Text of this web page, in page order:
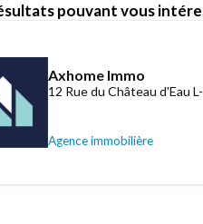
pouvant vous
Axhome Immo
12 Rue du Château d'Eau
Agence immobilière